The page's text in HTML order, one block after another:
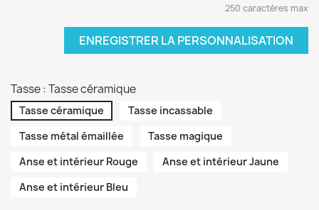
250 caractères max
ENREGISTRER LA PERSONNALISATION
Tasse : Tasse céramique
Tasse céramique
Tasse incassable
Tasse métal émaillée
Tasse magique
Anse et intérieur Rouge
Anse et intérieur Jaune
Anse et intérieur Bleu